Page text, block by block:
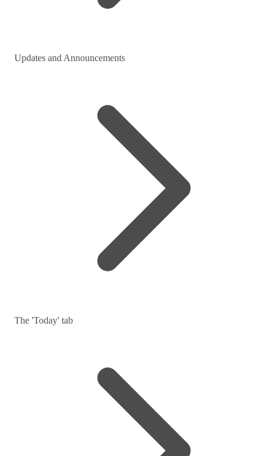
Updates and Announcements
The 'Today' tab